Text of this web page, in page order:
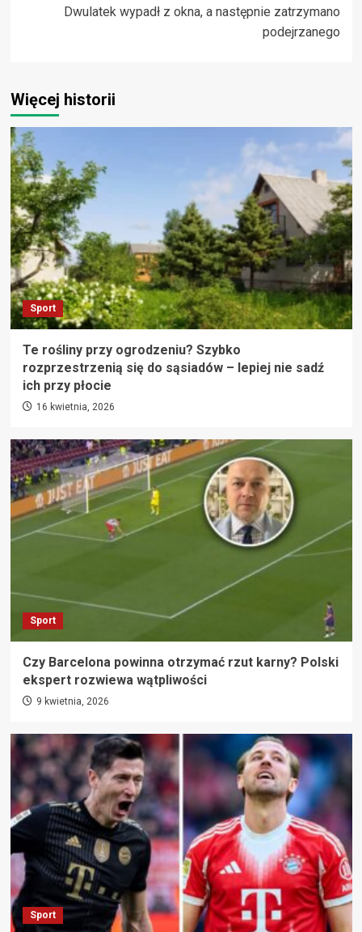
Dwulatek wypadł z okna, a następnie zatrzymano
podejrzanego
Więcej historii
Sport
Te rośliny przy ogrodzeniu? Szybko
rozprzestrzenią się do sąsiadów – lepiej nie sadź
ich przy płocie
16 kwietnia, 2026
Sport
Czy Barcelona powinna otrzymać rzut karny? Polski
ekspert rozwiewa wątpliwości
9 kwietnia, 2026
Sport